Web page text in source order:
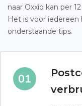
naar Oxxio kan per
Het is voor iedereen
onderstaande tips.